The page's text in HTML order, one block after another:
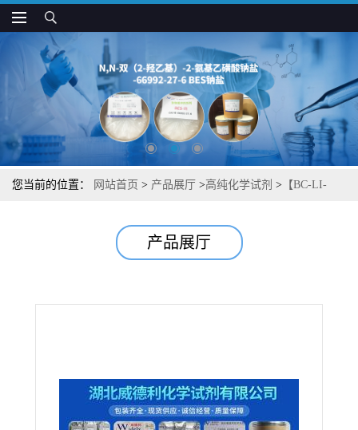
您当前的位置： 网站首页 > 产品展厅 >高纯化学试剂 > 【BC-LI-
D（RagD）相互作用抑制剂】湖北威德利图谱检测方法现货供应咨
产品展厅